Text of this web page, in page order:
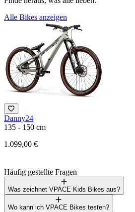
Alle Bikes anzeigen
Danny24
135 - 150 cm
1.099,00 €
Häufig gestellte Fragen
Was zeichnet VPACE Kids Bikes aus?
Wo kann ich VPACE Bikes testen?